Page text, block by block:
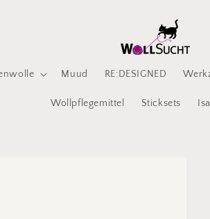
Muud RE:DESIGNED
Wollpflegemittel Sticksets